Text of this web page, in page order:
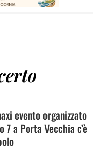
evento organizzato
7 a Porta Vecchia c’è